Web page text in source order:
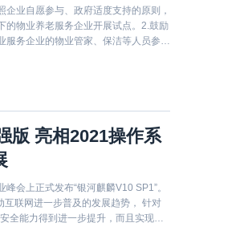
业自愿参与、政府适度支持的原则，
的物业养老服务企业开展试点。2.鼓励
服务企业的物业管家、保洁等人员参加
版 亮相2021操作系
会上正式发布“银河麒麟V10 SP1”。
联网进一步普及的发展趋势， 针对
全能力得到进一步提升，而且实现融